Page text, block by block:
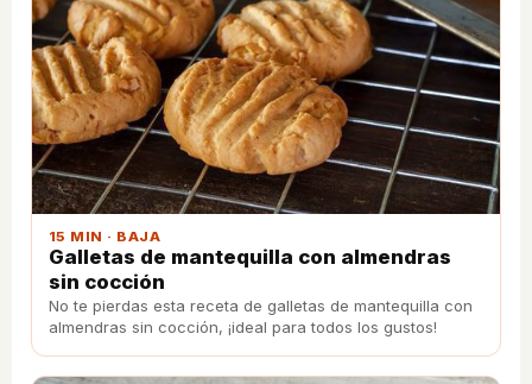
15 MIN · BAJA
Galletas de mantequilla con almendras
sin cocción
No te pierdas esta receta de galletas de mantequilla con
almendras sin cocción, ¡ideal para todos los gustos!